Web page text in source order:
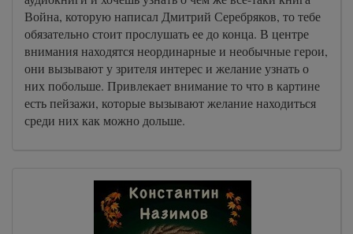
Война, которую написал Дмитрий Серебряков, то тебе
обязательно стоит прослушать ее до конца. В центре
внимания находятся неординарные и необычные герои,
они вызывают у зрителя интерес и желание узнать о
них побольше. Привлекает внимание то что в картине
есть пейзажи, которые вызывают желание находиться
среди них как можно дольше.